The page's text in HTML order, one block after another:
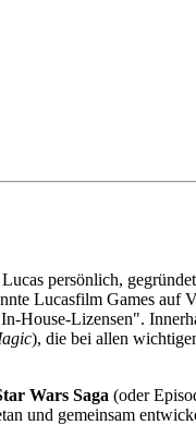
persönlich,
Lucasfilm Games auf
House-Lizensen".
), die bei allen
Wars Saga (oder
und gemeinsam